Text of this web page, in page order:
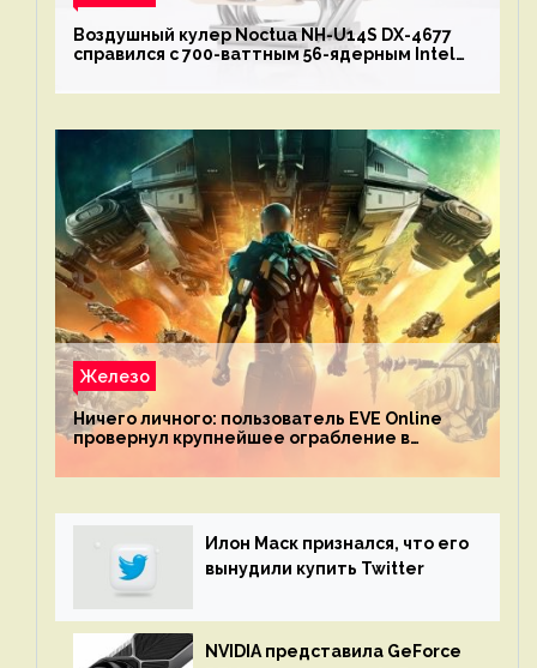
Воздушный кулер Noctua NH-U14S DX-4677
справился с 700-ваттным 56-ядерным Intel
Железо
Ничего личного: пользователь EVE Online
провернул крупнейшее ограбление в
механике
Илон Маск признался, что его
вынудили купить Twitter
NVIDIA представила GeForce